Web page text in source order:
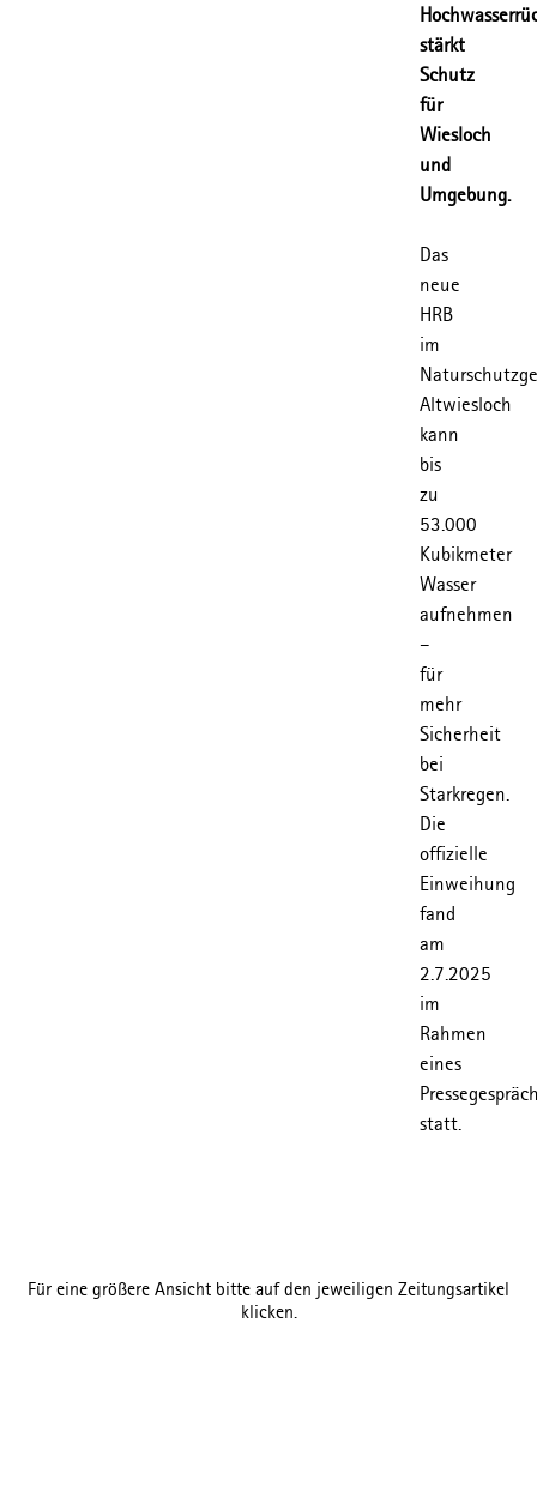
stärkt
Schutz
für
Wiesloch
und
Umgebung.
Das
neue
HRB
im
Altwiesloch
kann
bis
zu
53.000
Kubikmeter
Wasser
aufnehmen
–
für
mehr
Sicherheit
bei
Starkregen.
Die
offizielle
Einweihung
fand
am
2.7.2025
im
Rahmen
eines
statt.
Für eine größere Ansicht bitte auf den jeweiligen Zeitungsartikel
klicken.